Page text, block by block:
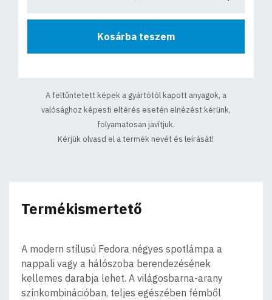
Kosárba teszem
A feltűntetett képek a gyártótól kapott anyagok, a
valósághoz képesti eltérés esetén elnézést kérünk,
folyamatosan javítjuk.
Kérjük olvasd el a termék nevét és leírását!
Termékismertető
A modern stílusú Fedora négyes spotlámpa a
nappali vagy a hálószoba berendezésének
kellemes darabja lehet. A világosbarna-arany
színkombinációban, teljes egészében fémből